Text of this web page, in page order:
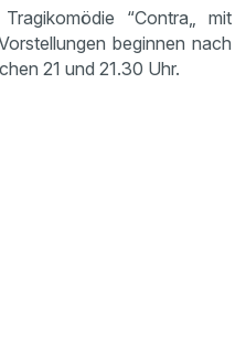
“Contra„ mit
beginnen nach
21 und 21.30 Uhr.